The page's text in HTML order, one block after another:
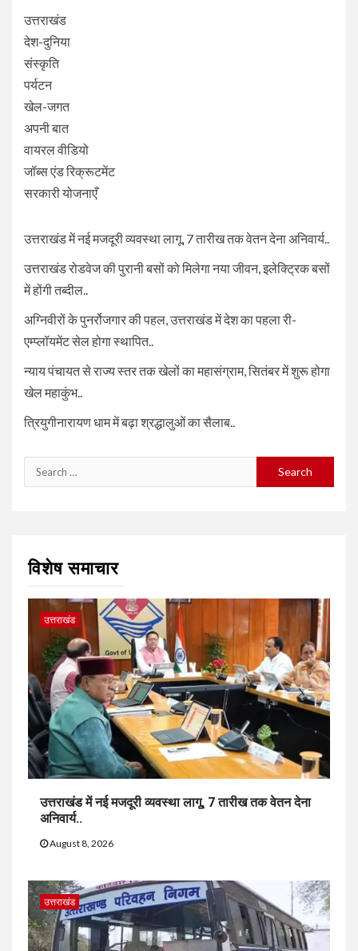
उत्तराखंड
देश-दुनिया
संस्कृति
पर्यटन
खेल-जगत
अपनी बात
वायरल वीडियो
जॉब्स एंड रिक्रूटमेंट
सरकारी योजनाएँ
उत्तराखंड में नई मजदूरी व्यवस्था लागू, 7 तारीख तक वेतन देना अनिवार्य..
उत्तराखंड रोडवेज की पुरानी बसों को मिलेगा नया जीवन, इलेक्ट्रिक बसों
में होंगी तब्दील..
अग्निवीरों के पुनर्रोजगार की पहल, उत्तराखंड में देश का पहला री-
एम्प्लॉयमेंट सेल होगा स्थापित..
न्याय पंचायत से राज्य स्तर तक खेलों का महासंग्राम, सितंबर में शुरू होगा
खेल महाकुंभ..
त्रियुगीनारायण धाम में बढ़ा श्रद्धालुओं का सैलाब..
Search
for:
विशेष समाचार
उत्तराखंड
उत्तराखंड में नई मजदूरी व्यवस्था लागू, 7 तारीख तक वेतन देना
अनिवार्य..
August 8, 2026
उत्तराखंड